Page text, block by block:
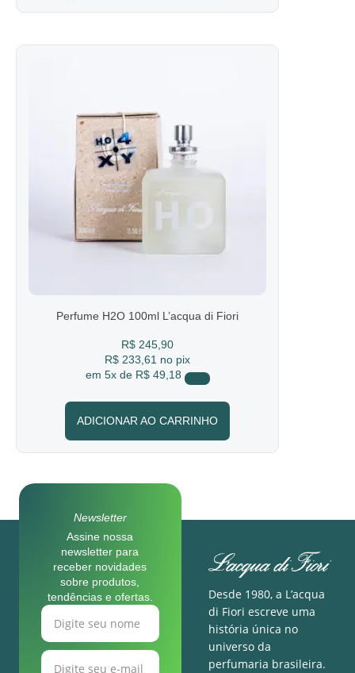
Perfume H2O 100ml L’acqua di Fiori
R$ 245,90
R$ 233,61 no pix
em 5x deR$ 49,18
ADICIONAR AO CARRINHO
Newsletter
Assine nossa
newsletter para
receber novidades
sobre produtos,
tendências e ofertas.
Desde 1980, a L’acqua
di Fiori escreve uma
história única no
universo da
perfumaria brasileira.